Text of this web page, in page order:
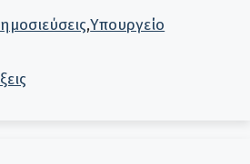
,Υπουργείο